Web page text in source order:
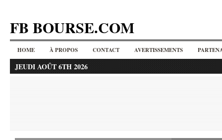
FB BOURSE.COM
HOME À PROPOS CONTACT AVERTISSEMENTS
JEUDI AOÛT 6TH 2026